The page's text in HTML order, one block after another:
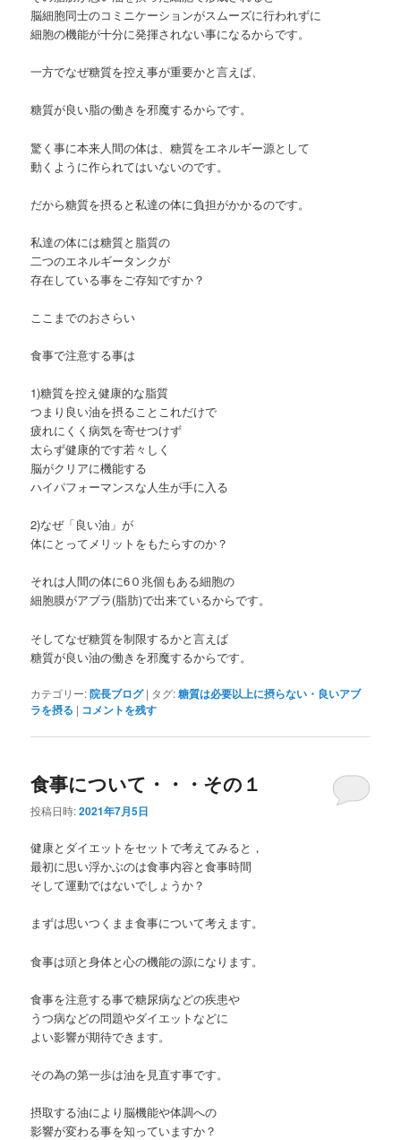
脳細胞同士のコミニケーションがスムーズに行われずに
細胞の機能が十分に発揮されない事になるからです。
一方でなぜ糖質を控え事が重要かと言えば、
糖質が良い脂の働きを邪魔するからです。
驚く事に本来人間の体は、糖質をエネルギー源として
動くように作られてはいないのです。
だから糖質を摂ると私達の体に負担がかかるのです。
私達の体には糖質と脂質の
二つのエネルギータンクが
存在している事をご存知ですか？
ここまでのおさらい
食事で注意する事は
1)糖質を控え健康的な脂質
つまり良い油を摂ることこれだけで
疲れにくく病気を寄せつけず
太らず健康的です若々しく
脳がクリアに機能する
ハイパフォーマンスな人生が手に入る
2)なぜ「良い油」が
体にとってメリットをもたらすのか？
それは人間の体に6０兆個もある細胞の
細胞膜がアブラ(脂肪)で出来ているからです。
そしてなぜ糖質を制限するかと言えば
糖質が良い油の働きを邪魔するからです。
カテゴリー:院長ブログ | タグ:糖質は必要以上に摂らない・良いアブ
ラを摂る | コメントを残す
食事について・・・その１
投稿日時:2021年7月5日
健康とダイエットをセットで考えてみると，
最初に思い浮かぶのは食事内容と食事時間
そして運動ではないでしょうか？
まずは思いつくまま食事について考えます。
食事は頭と身体と心の機能の源になります。
食事を注意する事で糖尿病などの疾患や
うつ病などの問題やダイエットなどに
よい影響が期待できます。
その為の第一歩は油を見直す事です。
摂取する油により脳機能や体調への
影響が変わる事を知っていますか？